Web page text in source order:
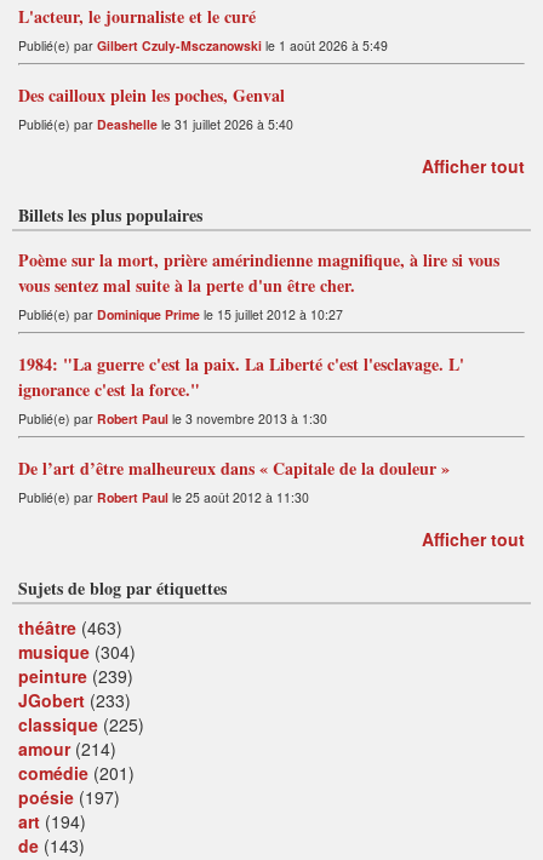
L'acteur, le journaliste et le curé
Publié(e) par Gilbert Czuly-Msczanowski le 1 août 2026 à 5:49
Des cailloux plein les poches, Genval
Publié(e) par Deashelle le 31 juillet 2026 à 5:40
Afficher tout
Billets les plus populaires
Poème sur la mort, prière amérindienne magnifique, à lire si vous
vous sentez mal suite à la perte d'un être cher.
Publié(e) par Dominique Prime le 15 juillet 2012 à 10:27
1984: "La guerre c'est la paix. La Liberté c'est l'esclavage. L'
ignorance c'est la force."
Publié(e) par Robert Paul le 3 novembre 2013 à 1:30
De l’art d’être malheureux dans « Capitale de la douleur »
Publié(e) par Robert Paul le 25 août 2012 à 11:30
Afficher tout
Sujets de blog par étiquettes
théâtre (463)
musique (304)
peinture (239)
JGobert (233)
classique (225)
amour(214)
comédie (201)
poésie (197)
art (194)
de (143)